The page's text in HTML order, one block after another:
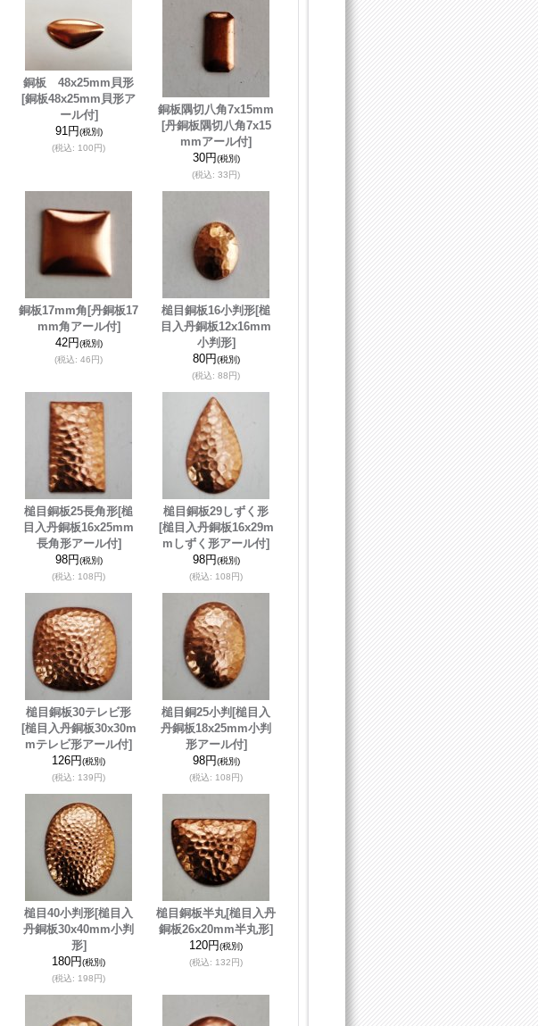
銅板 48x25mm貝形
[銅板48x25mm貝形ア
ール付]
91円(税別)
(税込: 100円)
銅板隅切八角7x15mm
[丹銅板隅切八角7x15
mmアール付]
30円(税別)
(税込: 33円)
銅板17mm角 [丹銅板17
mm角アール付]
42円(税別)
(税込: 46円)
槌目銅板16小判形[槌
目入丹銅板12x16mm
小判形]
80円(税別)
(税込: 88円)
槌目銅板25長角形[槌
目入丹銅板16x25mm
長角形アール付]
98円(税別)
(税込: 108円)
槌目銅板29しずく形
[槌目入丹銅板16x29m
mしずく形アール付]
98円(税別)
(税込: 108円)
槌目銅板30テレビ形
[槌目入丹銅板30x30m
mテレビ形アール付]
126円(税別)
(税込: 139円)
槌目銅25小判 [槌目入
丹銅板18x25mm小判
形アール付]
98円(税別)
(税込: 108円)
槌目40小判形[槌目入
丹銅板30x40mm小判
形]
180円(税別)
(税込: 198円)
槌目銅板半丸[槌目入丹
銅板26x20mm半丸形]
120円(税別)
(税込: 132円)